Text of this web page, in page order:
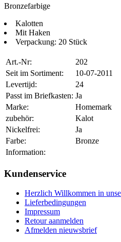
Bronzefarbige
Kalotten
Mit Haken
Verpackung: 20 Stück
Art.-Nr:
202
Seit im Sortiment:
10-07-2011
Levertijd:
24
Passt im Briefkasten: Ja
Marke:
Homemark
zubehör:
Kalot
Nickelfrei:
Ja
Farbe:
Bronze
Information:
Kundenservice
Herzlich Willkommen in
Lieferbedingungen
Impressum
Retour aanmelden
Afmelden nieuwsbrief